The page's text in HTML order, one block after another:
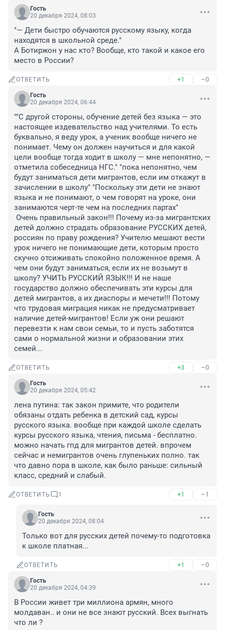
Гость
20 декабря 2024, 08:03
"— Дети быстро обучаются русскому языку, когда
находятся в школьной среде."
А Ботиржон у нас кто? Вообще, кто такой и какое его
место в России?
ОТВЕТИТЬ +1 –0
Гость
20 декабря 2024, 06:44
""С другой стороны, обучение детей без языка — это
настоящее издевательство над учителями. То есть
буквально, я веду урок, а ученик вообще ничего не
понимает. Чему он должен научиться и для какой
цели вообще тогда ходит в школу — мне непонятно, —
отметила собеседница НГС." "пока непонятно, чем
будут заниматься дети мигрантов, если им откажут в
зачислении в школу" "Поскольку эти дети не знают
языка и не понимают, о чем говорят на уроке, они
занимаются черт-те чем на последних партах"
Очень правильный закон!!! Почему из-за мигрантских
детей должно страдать образование РУССКИХ детей,
россиян по праву рождения? Учителю мешают вести
урок ничего не понимающие дети, которым просто
скучно отсиживать спокойно положенное время. А
чем они будут заниматься, если их не возьмут в
школу? УЧИТЬ РУССКИЙ ЯЗЫК!!! И не наше
государство должно обеспечивать эти курсы для
детей мигрантов, а их диаспоры и мечети!!! Потому
что трудовая миграция никак не предусматривает
наличие детей-мигрантов! Если уж они решают
перевезти к нам свои семьи, то и пусть заботятся
сами о нормальной жизни и образовании этих
семей...
ОТВЕТИТЬ +3 –0
Гость
20 декабря 2024, 05:42
лена путина: так закон примите, что родители
обязаны отдать ребенка в детский сад, курсы
русского языка. вообще при каждой школе сделать
курсы русского языка, чтения, письма - бесплатно.
можно начать гпд для мигрантов детей. впрочем
сейчас и немигрантов очень глупеньких полно. так
что давно пора в школе, как было раньше: сильный
класс, средний и слабый.
ОТВЕТИТЬ 1 +1 –1
Гость
20 декабря 2024, 08:04
Только вот для русских детей почему-то подготовка
к школе платная...
ОТВЕТИТЬ +1 –0
Гость
20 декабря 2024, 04:39
В России живет три миллиона армян, много
молдаван.. и они не все знают русский. Всех выгнать
что ли ?